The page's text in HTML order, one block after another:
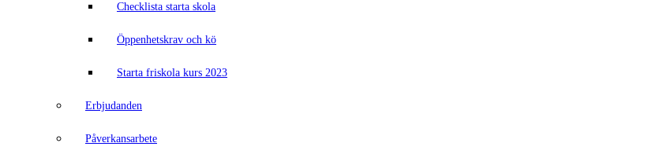
Checklista starta skola
Öppenhetskrav och kö
Starta friskola kurs 2023
Erbjudanden
Påverkansarbete